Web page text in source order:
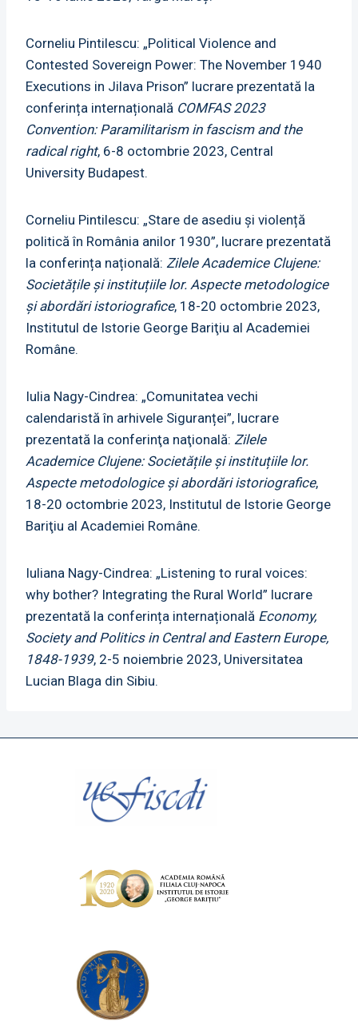
Corneliu Pintilescu: „Political Violence and
Contested Sovereign Power: The November 1940
Executions in Jilava Prison” lucrare prezentată la
conferința internațională COMFAS 2023
Convention: Paramilitarism in fascism and the
radical right, 6-8 octombrie 2023, Central
University Budapest.
Corneliu Pintilescu: „Stare de asediu și violență
politică în România anilor 1930”, lucrare prezentată
la conferința națională: Zilele Academice Clujene:
Societățile și instituțiile lor. Aspecte metodologice
și abordări istoriografice, 18-20 octombrie 2023,
Institutul de Istorie George Bariţiu al Academiei
Române.
Iulia Nagy-Cindrea: „Comunitatea vechi
calendaristă în arhivele Siguranței”, lucrare
prezentată la conferinţa naţională: Zilele
Academice Clujene: Societățile și instituțiile lor.
Aspecte metodologice și abordări istoriografice,
18-20 octombrie 2023, Institutul de Istorie George
Bariţiu al Academiei Române.
Iuliana Nagy-Cindrea: „Listening to rural voices:
why bother? Integrating the Rural World” lucrare
prezentată la conferința internațională Economy,
Society and Politics in Central and Eastern Europe,
1848-1939, 2-5 noiembrie 2023, Universitatea
Lucian Blaga din Sibiu.